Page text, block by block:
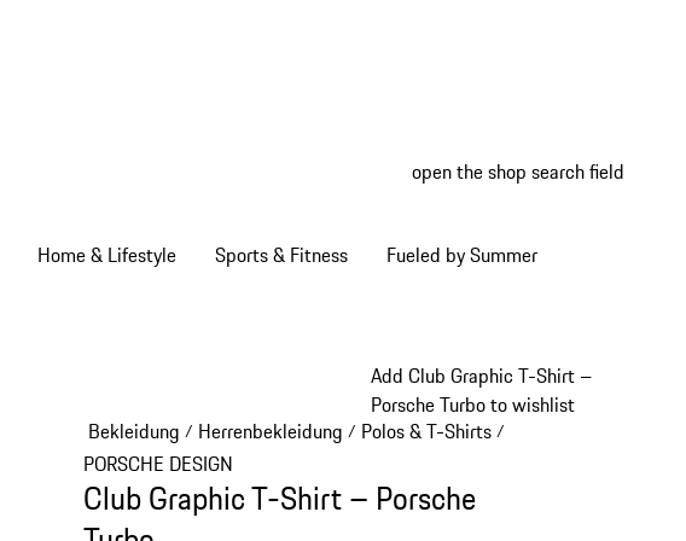
open the shop search field
Home & Lifestyle Sports & Fitness Fueled by Summer
Add Club Graphic T-Shirt –
Porsche Turbo to wishlist
Bekleidung / Herrenbekleidung / Polos & T-Shirts/
PORSCHE DESIGN
Club Graphic T-Shirt – Porsche